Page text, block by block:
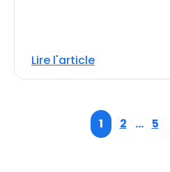
Lire l'article
1 2 … 5